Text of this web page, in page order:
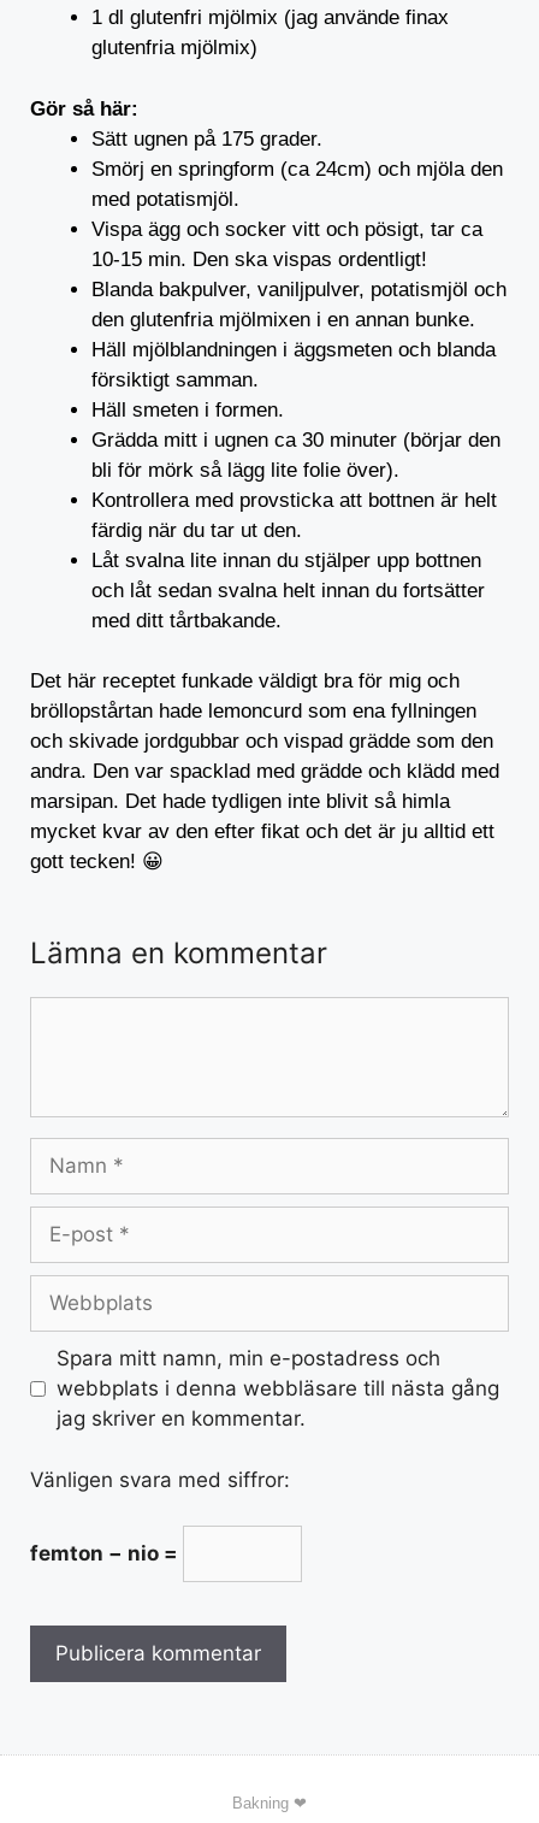
1 dl glutenfri mjölmix (jag använde finax
glutenfria mjölmix)
Gör så här:
Sätt ugnen på 175 grader.
Smörj en springform (ca 24cm) och mjöla den
med potatismjöl.
Vispa ägg och socker vitt och pösigt, tar ca
10-15 min. Den ska vispas ordentligt!
Blanda bakpulver, vaniljpulver, potatismjöl och
den glutenfria mjölmixen i en annan bunke.
Häll mjölblandningen i äggsmeten och blanda
försiktigt samman.
Häll smeten i formen.
Grädda mitt i ugnen ca 30 minuter (börjar den
bli för mörk så lägg lite folie över).
Kontrollera med provsticka att bottnen är helt
färdig när du tar ut den.
Låt svalna lite innan du stjälper upp bottnen
och låt sedan svalna helt innan du fortsätter
med ditt tårtbakande.
Det här receptet funkade väldigt bra för mig och
bröllopstårtan hade lemoncurd som ena fyllningen
och skivade jordgubbar och vispad grädde som den
andra. Den var spacklad med grädde och klädd med
marsipan. Det hade tydligen inte blivit så himla
mycket kvar av den efter fikat och det är ju alltid ett
gott tecken! 😀
Lämna en kommentar
Spara mitt namn, min e-postadress och
webbplats i denna webbläsare till nästa gång
jag skriver en kommentar.
Vänligen svara med siffror:
femton − nio =
Bakning ❤